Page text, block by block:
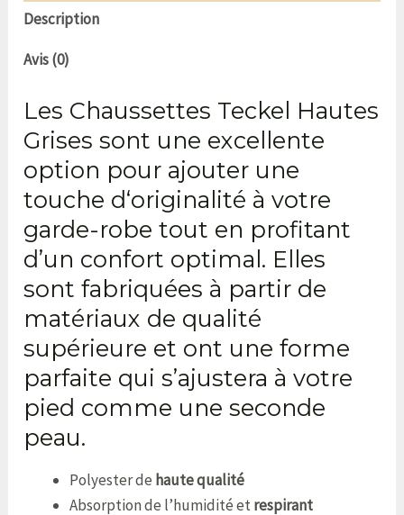
Description
Avis (0)
Les Chaussettes Teckel Hautes
Grises sont une excellente
option pour ajouter une
touche d‘originalité à votre
garde-robe tout en profitant
d’un confort optimal. Elles
sont fabriquées à partir de
matériaux de qualité
supérieure et ont une forme
parfaite qui s’ajustera à votre
pied comme une seconde
peau.
Polyester de haute qualité
Absorption de l’humidité etrespirant